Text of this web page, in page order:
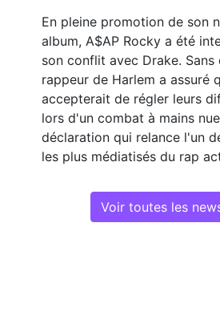
En pleine promotion de son
album, A$AP Rocky a été
son conflit avec Drake. Sans
rappeur de Harlem a assuré
accepterait de régler leurs
lors d'un combat à mains
déclaration qui relance l'un
les plus médiatisés du rap
Voir toutes les